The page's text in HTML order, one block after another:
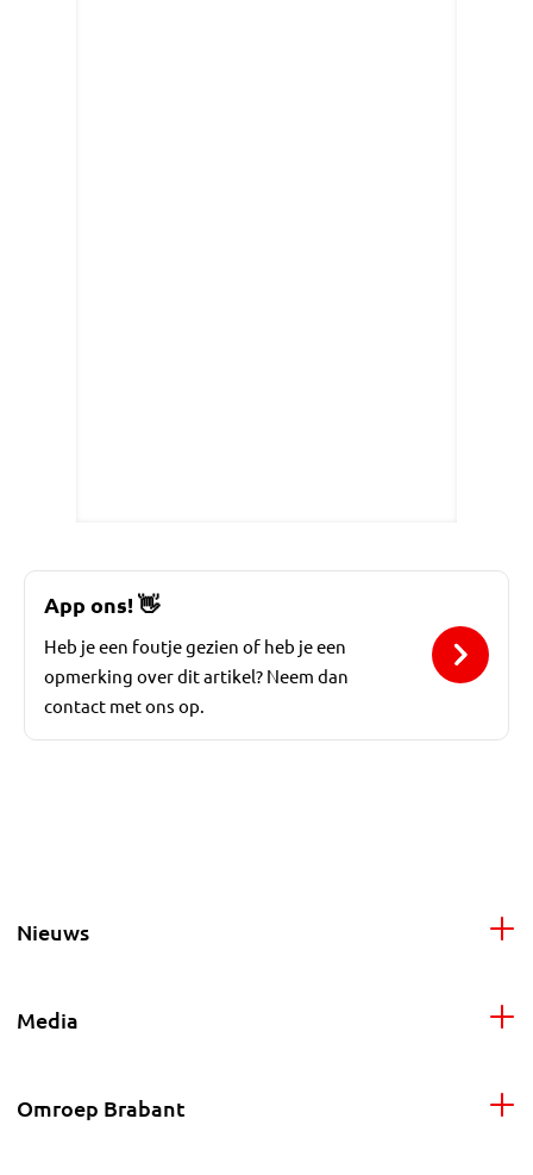
App ons! 👋
Heb je een foutje gezien of heb je een
opmerking over dit artikel? Neem dan
contact met ons op.
Nieuws
Media
Omroep Brabant